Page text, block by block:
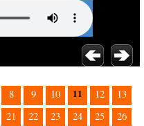
8 9 10 11 12
13
21 22 23 24 25
26